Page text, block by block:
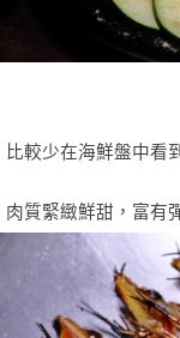
比較少在海鮮盤中看
肉質緊緻鮮甜，富有